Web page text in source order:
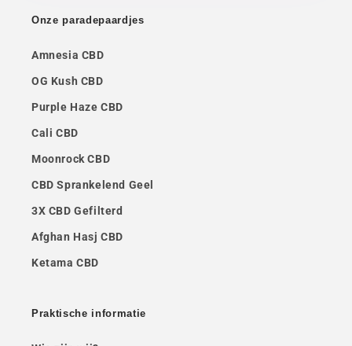
Onze paradepaardjes
Amnesia CBD
OG Kush CBD
Purple Haze CBD
Cali CBD
Moonrock CBD
CBD Sprankelend Geel
3X CBD Gefilterd
Afghan Hasj CBD
Ketama CBD
Praktische informatie